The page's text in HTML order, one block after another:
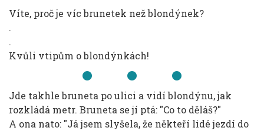
Víte, proč je víc brunetek než blondýnek?
.
.
Kvůli vtipům o blondýnkách!
Jde takhle bruneta po ulici a vidí blondýnu, jak
rozkládá metr. Bruneta se jí ptá: "Co to děláš?"
A ona nato: "Já jsem slyšela, že někteří lidé jezdí do